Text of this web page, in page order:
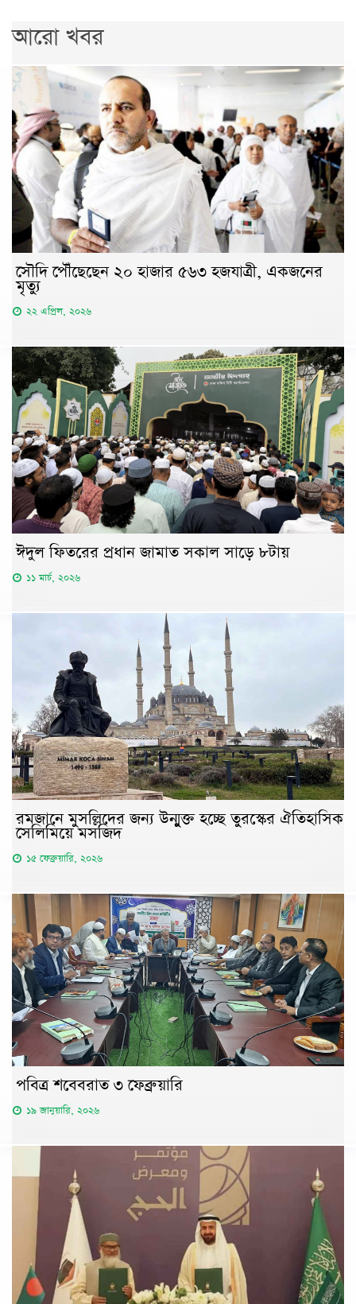
আরো খবর
সৌদি পৌঁছেছেন ২০ হাজার ৫৬৩ হজযাত্রী, একজনের
মৃত্যু
২২ এপ্রিল, ২০২৬
ঈদুল ফিতরের প্রধান জামাত সকাল সাড়ে ৮টায়
১১ মার্চ, ২০২৬
রমজানে মুসল্লিদের জন্য উন্মুক্ত হচ্ছে তুরস্কের ঐতিহাসিক
সেলিমিয়ে মসজিদ
১৫ ফেব্রুয়ারি, ২০২৬
পবিত্র শবেবরাত ৩ ফেব্রুয়ারি
১৯ জানুয়ারি, ২০২৬